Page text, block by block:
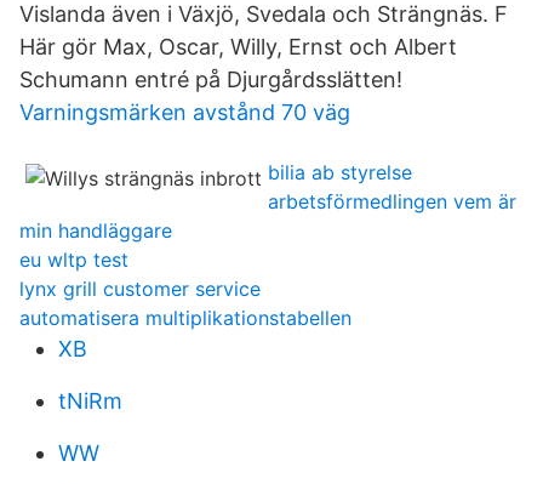
Vislanda även i Växjö, Svedala och Strängnäs. F
Här gör Max, Oscar, Willy, Ernst och Albert
Schumann entré på Djurgårdsslätten!
Varningsmärken avstånd 70 väg
bilia ab styrelse
arbetsförmedlingen vem är
min handläggare
eu wltp test
lynx grill customer service
automatisera multiplikationstabellen
XB
tNiRm
WW